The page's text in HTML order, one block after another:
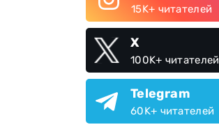
15K+ читателей
X
100K+ читателей
Telegram
60K+ читателей